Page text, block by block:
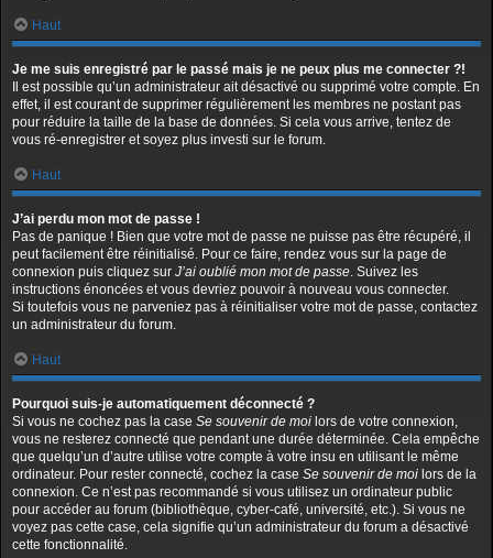
Haut
Je me suis enregistré par le passé mais je ne peux plus me connecter ?!
Il est possible qu’un administrateur ait désactivé ou supprimé votre compte. En
effet, il est courant de supprimer régulièrement les membres ne postant pas
pour réduire la taille de la base de données. Si cela vous arrive, tentez de
vous ré-enregistrer et soyez plus investi sur le forum.
Haut
J’ai perdu mon mot de passe !
Pas de panique ! Bien que votre mot de passe ne puisse pas être récupéré, il
peut facilement être réinitialisé. Pour ce faire, rendez vous sur la page de
connexion puis cliquez sur J’ai oublié mon mot de passe. Suivez les
instructions énoncées et vous devriez pouvoir à nouveau vous connecter.
Si toutefois vous ne parveniez pas à réinitialiser votre mot de passe, contactez
un administrateur du forum.
Haut
Pourquoi suis-je automatiquement déconnecté ?
Si vous ne cochez pas la case Se souvenir de moi lors de votre connexion,
vous ne resterez connecté que pendant une durée déterminée. Cela empêche
que quelqu’un d’autre utilise votre compte à votre insu en utilisant le même
ordinateur. Pour rester connecté, cochez la case Se souvenir de moi lors de la
connexion. Ce n’est pas recommandé si vous utilisez un ordinateur public
pour accéder au forum (bibliothèque, cyber-café, université, etc.). Si vous ne
voyez pas cette case, cela signifie qu’un administrateur du forum a désactivé
cette fonctionnalité.